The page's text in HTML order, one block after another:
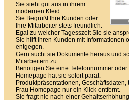
Sie sieht gut aus in ihrem
modernen Kleid.
Sie Begrüßt Ihre Kunden oder
Ihre Mitarbeiter stets freundlich.
Egal zu welcher Tagesszeit Sie sie
Sie hilft ihren Kunden mit Informationen
entgegen.
Gern sucht sie Dokumente heraus und
Mitarbeitern zu.
Benötigen Sie eine Telefonnummer
Homepage hat sie sofort parat.
Produktpräsentationen,
Frau Homepage nur ein Klick entfernt.
Sie fragt nie nach einer